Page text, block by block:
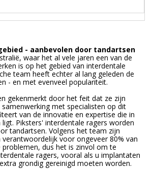
- aanbevolen door tandartsen
waar het al vele jaren een van de
is op het gebied van interdentale
team heeft echter al lang geleden de
- en met evenveel populariteit.
gekenmerkt door het feit dat ze zijn
met specialisten op dit
van de innovatie en expertise die in
Piksters' interdentale ragers worden
tandartsen. Volgens het team zijn
voor ongeveer 80% van
problemen, dus het is zinvol om te
ragers, vooral als u implantaten
grondig gereinigd moeten worden.